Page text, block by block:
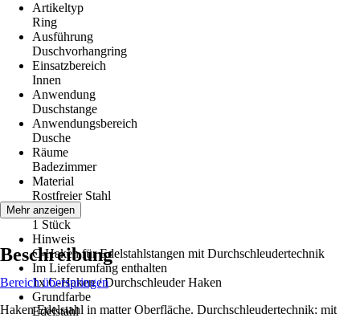
Artikeltyp
Ring
Ausführung
Duschvorhangring
Einsatzbereich
Innen
Anwendung
Duschstange
Anwendungsbereich
Dusche
Räume
Badezimmer
Material
Rostfreier Stahl
Inhalt
1 Stück
Hinweis
C-Haken für Edelstahlstangen mit Durchschleudertechnik
Im Lieferumfang enthalten
1x C-Haken / Durchschleuder Haken
Grundfarbe
Edelstahl
Mehr anzeigen
Beschreibung
Bereich überspringen
Haken Edelstahl in matter Oberfläche. Durchschleudertechnik: mit